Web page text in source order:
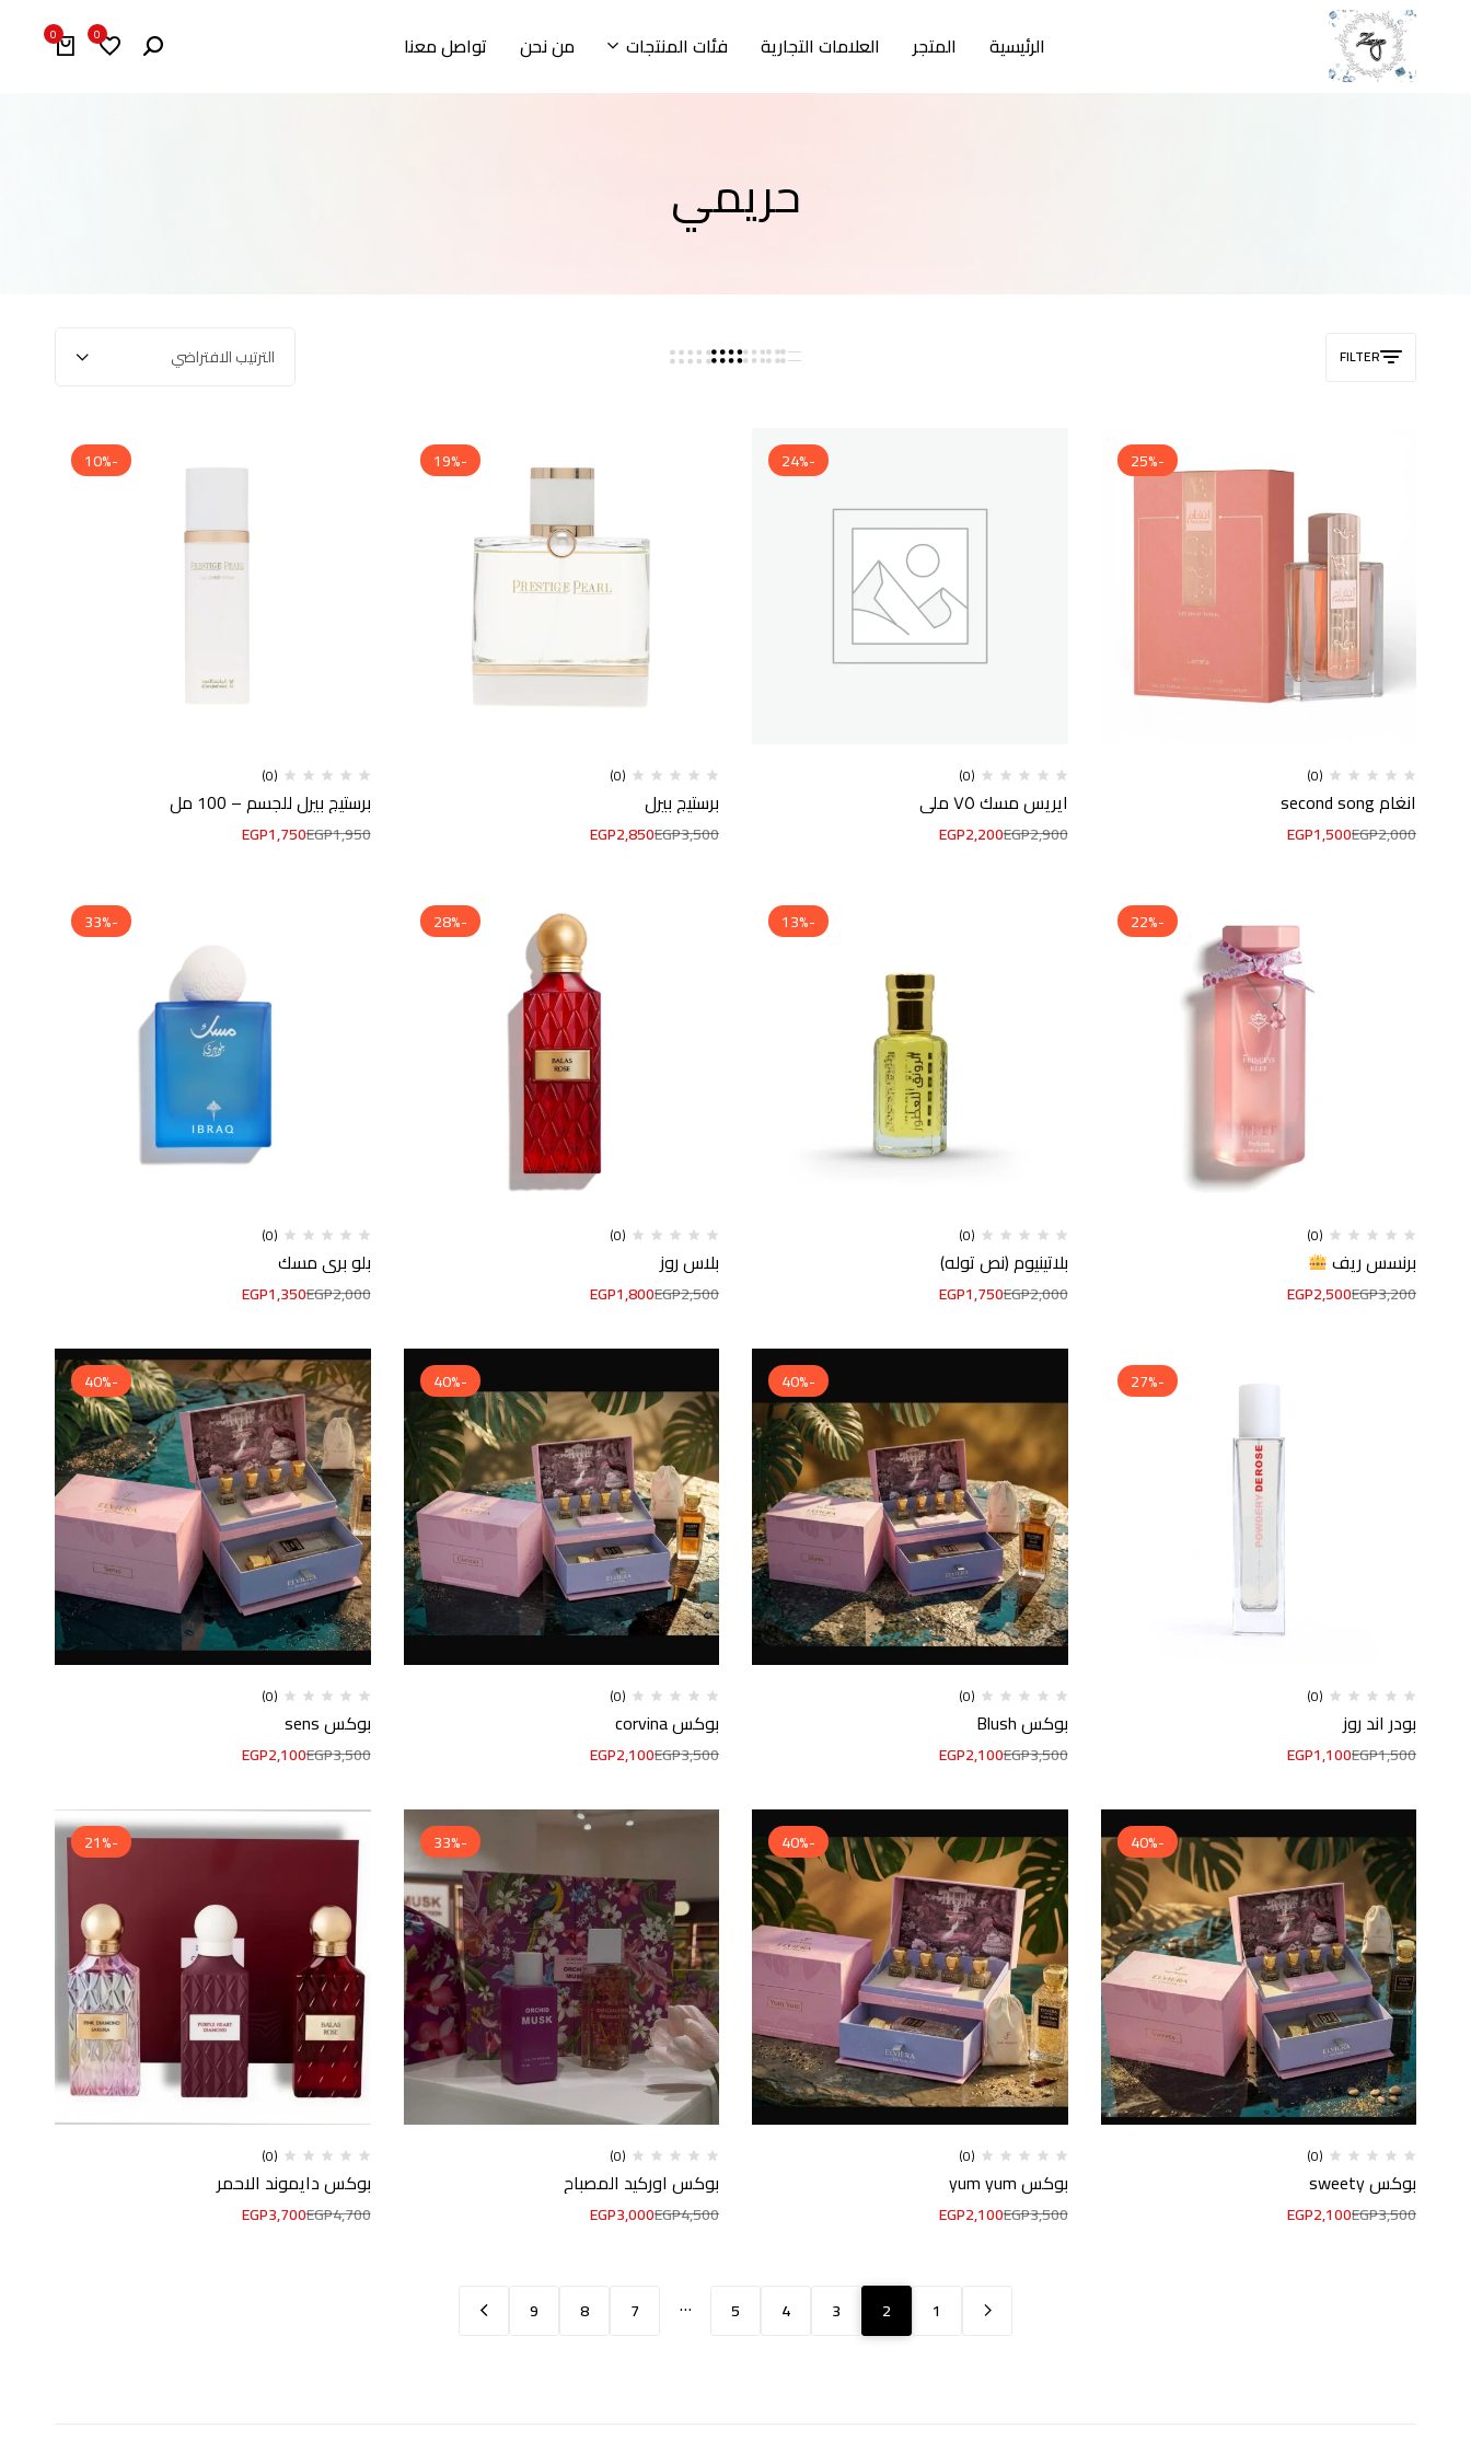
الرئيسية المتجر العلامات التجارية فئات المنتجات من نحن تواصل معنا 0
0
حريمي
FILTER الترتيب الافتراضي
-25%
(0)
انغام second song
EGP2,000
EGP1,500
-24%
(0)
ايريس مسك ٧٥ ملي
EGP2,900
EGP2,200
-19%
(0)
برستيج بيرل
EGP3,500
EGP2,850
-10%
(0)
برستيج بيرل للجسم – 100 مل
EGP1,950
EGP1,750
-22%
(0)
برنسس ريف
EGP3,200
EGP2,500
-13%
(0)
بلاتينيوم (نص توله)
EGP2,000
EGP1,750
-28%
(0)
بلاس روز
EGP2,500
EGP1,800
-33%
(0)
بلو بري مسك
EGP2,000
EGP1,350
-27%
(0)
بودر اند روز
EGP1,500
EGP1,100
-40%
(0)
بوكس Blush
EGP3,500
EGP2,100
-40%
(0)
بوكس corvina
EGP3,500
EGP2,100
-40%
(0)
بوكس sens
EGP3,500
EGP2,100
-40%
(0)
بوكس sweety
EGP3,500
EGP2,100
-40%
(0)
بوكس yum yum
EGP3,500
EGP2,100
-33%
(0)
بوكس اوركيد المصباح
EGP4,500
EGP3,000
-21%
(0)
بوكس دايموند الاحمر
EGP4,700
EGP3,700
1
2
3
4
5
…
7
8
9